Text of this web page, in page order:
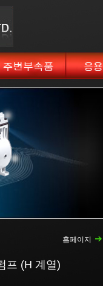
홈페이지
프 (H 계열)